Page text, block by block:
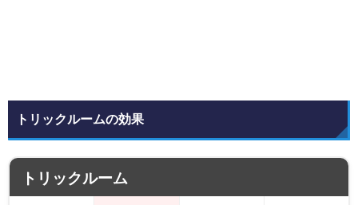
トリックルームの効果
トリックルーム